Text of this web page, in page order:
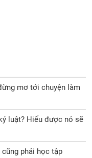
mơ tới chuyện làm
luật? Hiểu được nó sẽ
phải học tập